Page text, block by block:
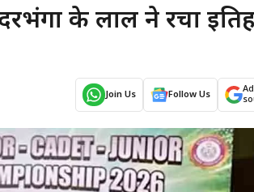
के लाल ने रचा
Join Us Follow Us